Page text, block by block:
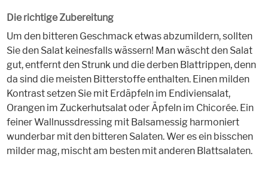
Die richtige Zubereitung
Um den bitteren Geschmack etwas abzumildern, sollten
Sie den Salat keinesfalls wässern! Man wäscht den Salat
gut, entfernt den Strunk und die derben Blattrippen, denn
da sind die meisten Bitterstoffe enthalten. Einen milden
Kontrast setzen Sie mit Erdäpfeln im Endiviensalat,
Orangen im Zuckerhutsalat oder Äpfeln im Chicorée. Ein
feiner Wallnussdressing mit Balsamessig harmoniert
wunderbar mit den bitteren Salaten. Wer es ein bisschen
milder mag, mischt am besten mit anderen Blattsalaten.